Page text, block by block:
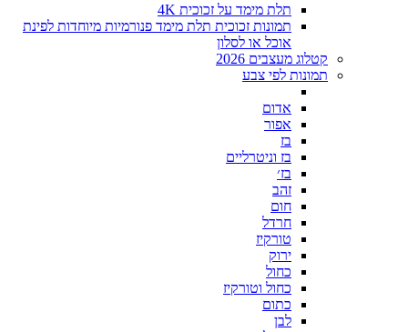
תלת מימד על זכוכית 4K
תמונות זכוכית תלת מימד פנורמיות מיוחדות לפינת
אוכל או לסלון
קטלוג מעצבים 2026
תמונות לפי צבע
אדום
אפור
בז
בז וניטרליים
בז׳
זהב
חום
חרדל
טורקיז
ירוק
כחול
כחול וטורקיז
כתום
לבן